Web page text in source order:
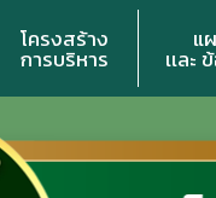
โครงสร้าง
การบริหาร
แ
เเล